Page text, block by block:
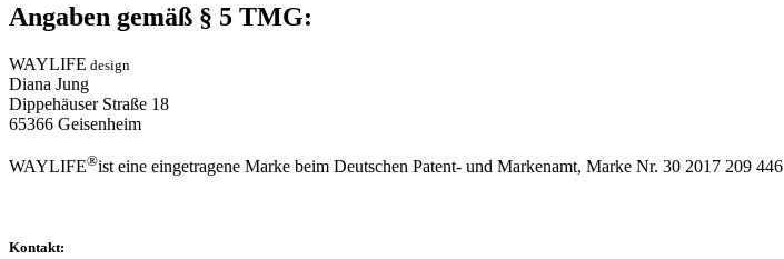
Angaben gemäß § 5 TMG:
WAYLIFE design
Diana Jung
Dippehäuser Straße 18
65366 Geisenheim
WAYLIFE®ist eine eingetragene Marke beim Deutschen Patent- und Markenamt, Marke Nr. 30 2017 209 446
Kontakt: